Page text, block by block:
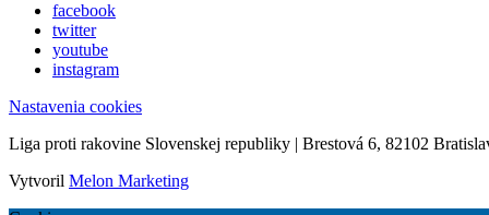
facebook
twitter
youtube
instagram
Nastavenia cookies
Liga proti rakovine Slovenskej republiky | Brestová 6, 82102
Vytvoril Melon Marketing